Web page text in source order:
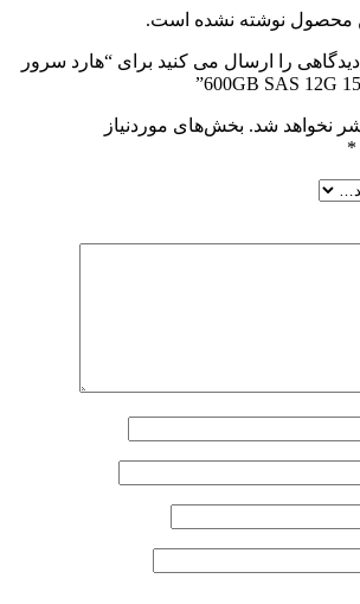
محصول نوشته نشده است.
را ارسال می کنید برای “هارد سرور
نخواهد شد. بخش‌های موردنیاز
*